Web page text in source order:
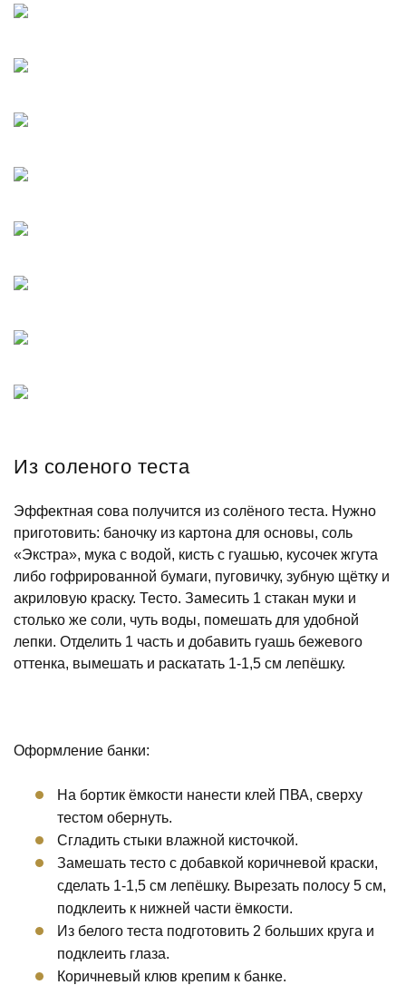
Из соленого теста
Эффектная сова получится из солёного теста. Нужно
приготовить: баночку из картона для основы, соль
«Экстра», мука с водой, кисть с гуашью, кусочек жгута
либо гофрированной бумаги, пуговичку, зубную щётку и
акриловую краску. Тесто. Замесить 1 стакан муки и
столько же соли, чуть воды, помешать для удобной
лепки. Отделить 1 часть и добавить гуашь бежевого
оттенка, вымешать и раскатать 1-1,5 см лепёшку.
Оформление банки:
На бортик ёмкости нанести клей ПВА, сверху
тестом обернуть.
Сгладить стыки влажной кисточкой.
Замешать тесто с добавкой коричневой краски,
сделать 1-1,5 см лепёшку. Вырезать полосу 5 см,
подклеить к нижней части ёмкости.
Из белого теста подготовить 2 больших круга и
подклеить глаза.
Коричневый клюв крепим к банке.